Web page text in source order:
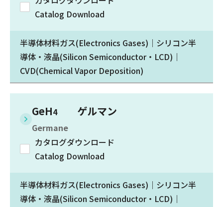
Catalog Download
半導体材料ガス(Electronics Gases)｜シリコン半
導体・液晶(Silicon Semiconductor・LCD)｜
CVD(Chemical Vapor Deposition)
GeH4ゲルマン
Germane
カタログダウンロード
Catalog Download
半導体材料ガス(Electronics Gases)｜シリコン半
導体・液晶(Silicon Semiconductor・LCD)｜